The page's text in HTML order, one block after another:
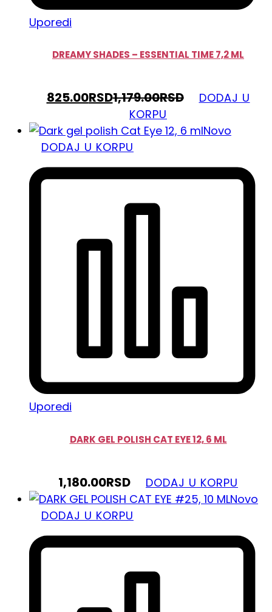
Uporedi
DREAMY SHADES – ESSENTIAL TIME 7,2 ML
825.00RSD1,179.00RSD
DODAJ U
KORPU
Novo
DODAJ U KORPU
Uporedi
DARK GEL POLISH CAT EYE 12, 6 ML
1,180.00RSD
DODAJ U KORPU
Novo
DODAJ U KORPU